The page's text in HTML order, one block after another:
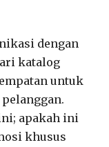
dengan
katalog
untuk
apakah ini
khusus